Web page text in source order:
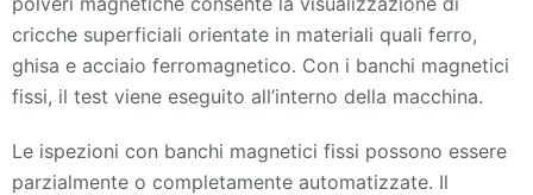
cricche superficiali orientate in materiali quali ferro,
ghisa e acciaio ferromagnetico. Con i banchi magnetici
fissi, il test viene eseguito all’interno della macchina.
Le ispezioni con banchi magnetici fissi possono essere
parzialmente o completamente automatizzate. Il